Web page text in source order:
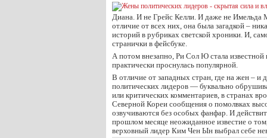
Диана. И не Грейс Келли. И даже не Имельда
отличие от всех них, она была загадкой –
историй в рубриках светской хроники. И,
странички в фейсбуке.
А потом внезапно, Ри Сол Ю стала известной
практически проснулась популярной.
В отличие от западных стран, где на жен – и
политических лидеров — буквально
или критических комментариев, в странах
Северной Кореи сообщения о помолвках
озвучиваются без особых фанфар. И
прошлом месяце неожиданное известие о
верховный лидер Ким Чен Ын выбрал себе